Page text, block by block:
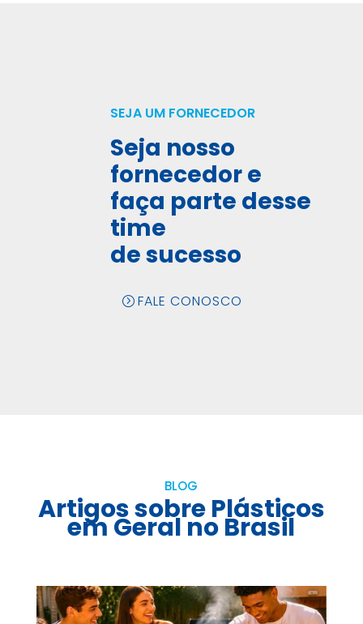
SEJA UM FORNECEDOR
Seja nosso
fornecedor e
faça parte desse
time
de sucesso
FALE CONOSCO
BLOG
Artigos sobre Plásticos
em Geral no Brasil